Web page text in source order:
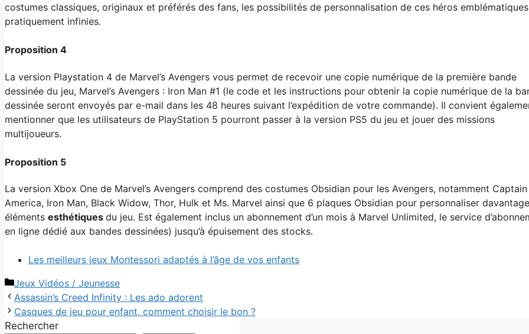
costumes classiques, originaux et préférés des fans, les possibilités de personnalisation de ces héros
pratiquement infinies.
Proposition 4
La version Playstation 4 de Marvel’s Avengers vous permet de recevoir une copie numérique de la première bande
dessinée du jeu, Marvel’s Avengers : Iron Man #1 (le code et les instructions pour obtenir la copie numérique de la
dessinée seront envoyés par e-mail dans les 48 heures suivant l’expédition de votre commande). Il convient
mentionner que les utilisateurs de PlayStation 5 pourront passer à la version PS5 du jeu et jouer des missions
multijoueurs.
Proposition 5
La version Xbox One de Marvel’s Avengers comprend des costumes Obsidian pour les Avengers, notamment Captain
America, Iron Man, Black Widow, Thor, Hulk et Ms. Marvel ainsi que 6 plaques Obsidian pour personnaliser
éléments esthétiques du jeu. Est également inclus un abonnement d’un mois à Marvel Unlimited, le service
en ligne dédié aux bandes dessinées) jusqu’à épuisement des stocks.
Les meilleurs jeux Montessori adaptés à l’âge de vos enfants
Catégories
Jeux Vidéos / Jeunesse
Assassin’s Creed Infinity : Les ado adorent
Casques de jeu pour enfant, comment choisir le bon ?
Rechercher